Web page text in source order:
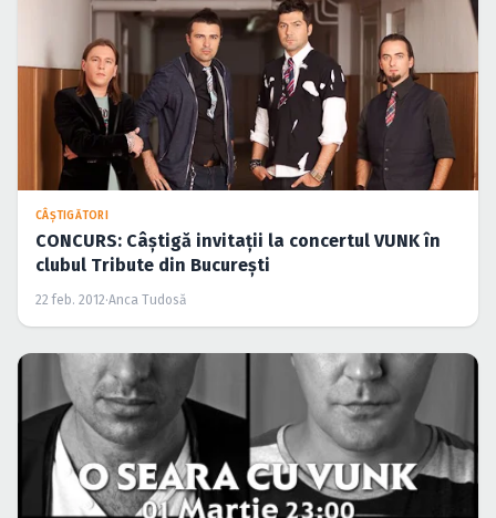
CÂŞTIGĂTORI
CONCURS: Câştigă invitaţii la concertul VUNK în
clubul Tribute din Bucureşti
22 feb. 2012·Anca Tudosă